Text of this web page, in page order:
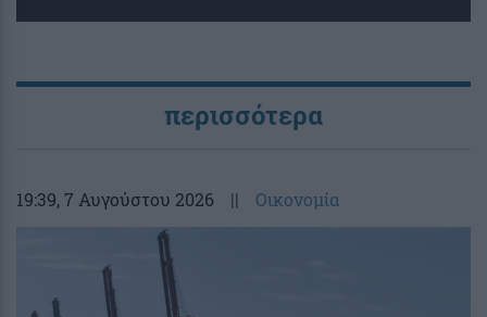
περισσότερα
19:39, 7 Αυγούστου 2026 || Οικονομία